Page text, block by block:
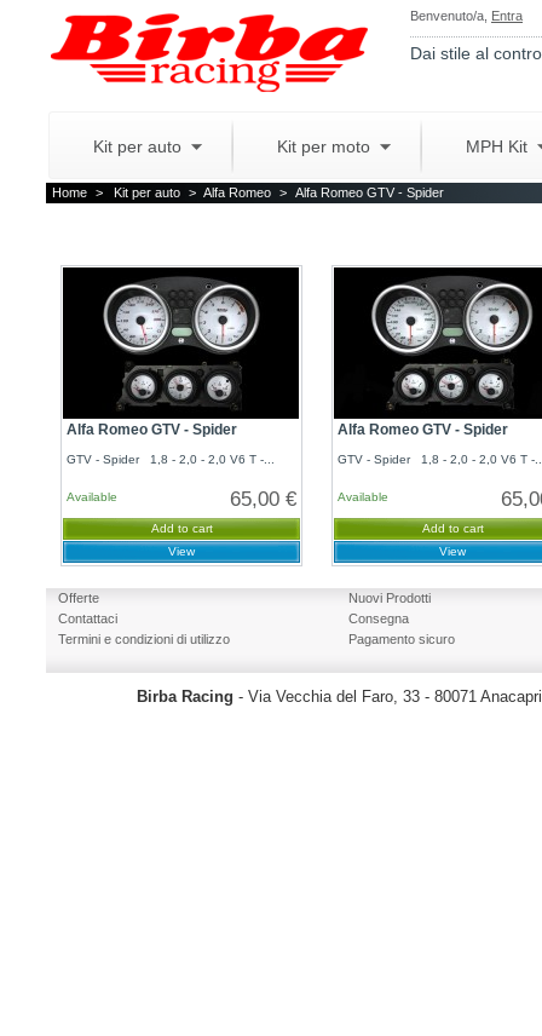
Kit per auto Kit per moto MPH Kit
Benvenuto/a, Entra
Dai stile al
Home > Kit per auto > Alfa Romeo > Alfa Romeo GTV - Spider
Alfa Romeo GTV - Spider
GTV - Spider 1,8 - 2,0 - 2,0 V6 T -...
65,00 €
Available
Add to cart
View
Alfa Romeo GTV - Spider
GTV - Spider 1,8 - 2,0 - 2,0 V6 T -
Available
Add to cart
View
Offerte
Nuovi Prodotti
Contattaci
Consegna
Termini e condizioni di utilizzo
Pagamento sicuro
Birba Racing - Via Vecchia del Faro, 33 - 80071